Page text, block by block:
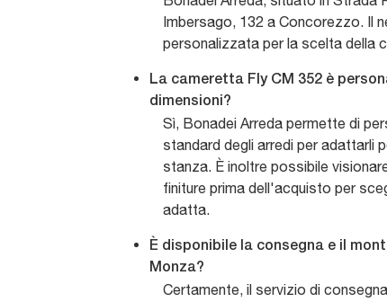
Imbersago, 132 a Concorezzo. Il
personalizzata per la scelta della
La cameretta Fly CM 352 è
dimensioni?
Sì, Bonadei Arreda permette di
standard degli arredi per adattarli
stanza. È inoltre possibile
finiture prima dell'acquisto per
adatta.
È disponibile la consegna e il
Monza?
Certamente, il servizio di